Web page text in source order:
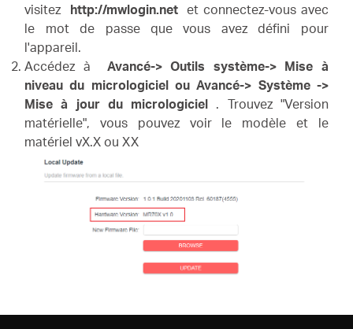
visitez http://mwlogin.net et connectez-vous avec
le mot de passe que vous avez défini pour
l'appareil.
Accédez à Avancé-> Outils système-> Mise à
niveau du micrologiciel ou Avancé-> Système ->
Mise à jour du micrologiciel . Trouvez "Version
matérielle", vous pouvez voir le modèle et le
matériel vX.X ou XX